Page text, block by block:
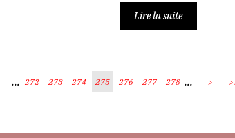
Lire la suite
... 272 273 274 275 276 277 278 ... >